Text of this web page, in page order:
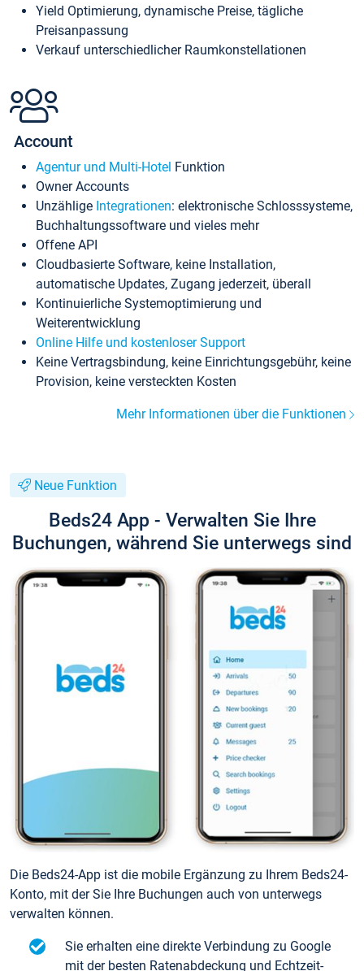
Yield Optimierung, dynamische Preise, tägliche
Preisanpassung
Verkauf unterschiedlicher Raumkonstellationen
Account
Agentur und Multi-Hotel Funktion
Owner Accounts
Unzählige Integrationen: elektronische Schlosssysteme,
Buchhaltungssoftware und vieles mehr
Offene API
Cloudbasierte Software, keine Installation,
automatische Updates, Zugang jederzeit, überall
Kontinuierliche Systemoptimierung und
Weiterentwicklung
Online Hilfe und kostenloser Support
Keine Vertragsbindung, keine Einrichtungsgebühr, keine
Provision, keine versteckten Kosten
Mehr Informationen über die Funktionen
Neue Funktion
Beds24 App - Verwalten Sie Ihre
Buchungen, während Sie unterwegs sind
Die Beds24-App ist die mobile Ergänzung zu Ihrem Beds24-
Konto, mit der Sie Ihre Buchungen auch von unterwegs
verwalten können.
Sie erhalten eine direkte Verbindung zu Google
mit der besten Ratenabdeckung und Echtzeit-